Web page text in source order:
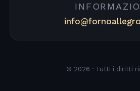
© 2026 · Tutti i diritti